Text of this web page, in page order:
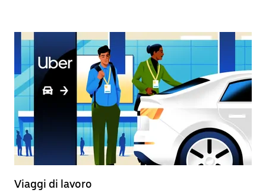
Viaggi di lavoro